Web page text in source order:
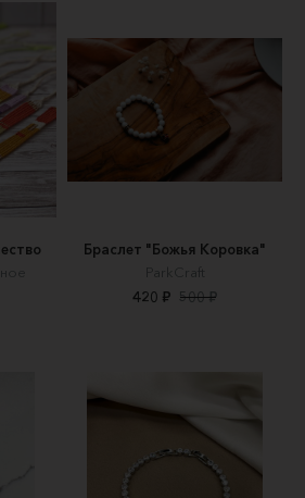
Браслет "Божья Коровка"
ParkCraft
420 ₽ 500 ₽